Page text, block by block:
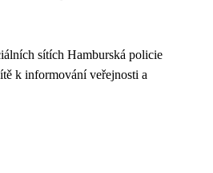
sítích Hamburská policie
k informování veřejnosti a